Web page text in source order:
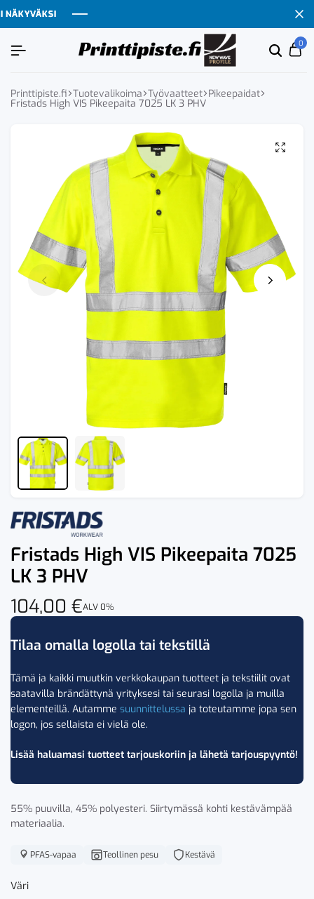
Etsi
0
Printtipiste.fi Tuotevalikoima Työvaatteet Pikeepaidat
Fristads High VIS Pikeepaita 7025 LK 3 PHV
Fristads High VIS Pikeepaita 7025
LK 3 PHV
104,00 €ALV 0%
Tilaa omalla logolla tai tekstillä
Tämä ja kaikki muutkin verkkokaupan tuotteet ja tekstiilit ovat
saatavilla brändättynä yrityksesi tai seurasi logolla ja muilla
elementeillä. Autamme suunnittelussa ja toteutamme jopa sen
logon, jos sellaista ei vielä ole.
Lisää haluamasi tuotteet tarjouskoriin ja lähetä tarjouspyyntö!
55% puuvilla, 45% polyesteri. Siirtymässä kohti kestävämpää
materiaalia.
PFAS-vapaa Teollinen pesu Kestävä
Väri